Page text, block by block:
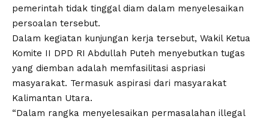
pemerintah tidak tinggal diam dalam menyelesaikan
persoalan tersebut.
Dalam kegiatan kunjungan kerja tersebut, Wakil Ketua
Komite II DPD RI Abdullah Puteh menyebutkan tugas
yang diemban adalah memfasilitasi aspriasi
masyarakat. Termasuk aspirasi dari masyarakat
Kalimantan Utara.
“Dalam rangka menyelesaikan permasalahan illegal